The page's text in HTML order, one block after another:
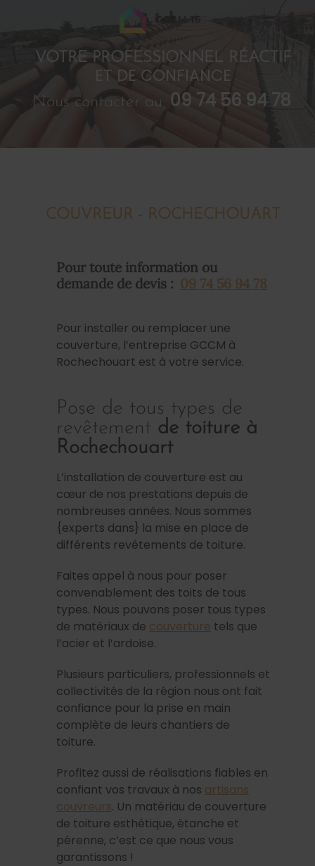
VOTRE PROFESSIONNEL RÉACTIF
ET DE CONFIANCE
Nous contacter au 09 74 56 94 78
COUVREUR - ROCHECHOUART
Pour toute information ou
demande de devis : 09 74 56 94 78
Pour installer ou remplacer une
couverture, l’entreprise GCCM à
Rochechouart est à votre service.
Pose de tous types de
revêtement de toiture à
Rochechouart
L’installation de couverture est au
cœur de nos prestations depuis de
nombreuses années. Nous sommes
{experts dans} la mise en place de
différents revêtements de toiture.
Faites appel à nous pour poser
convenablement des toits de tous
types. Nous pouvons poser tous types
de matériaux de couverture tels que
l’acier et l’ardoise.
Plusieurs particuliers, professionnels et
collectivités de la région nous ont fait
confiance pour la prise en main
complète de leurs chantiers de
toiture.
Profitez aussi de réalisations fiables en
confiant vos travaux à nos artisans
couvreurs. Un matériau de couverture
de toiture esthétique, étanche et
pérenne, c’est ce que nous vous
garantissons !